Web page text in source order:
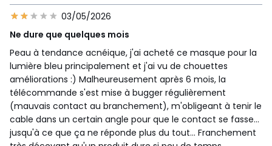
03/05/2026
Ne dure que quelques mois
Peau à tendance acnéique, j'ai acheté ce masque pour la
lumière bleu principalement et j'ai vu de chouettes
améliorations :) Malheureusement après 6 mois, la
télécommande s'est mise à bugger régulièrement
(mauvais contact au branchement), m'obligeant à tenir le
cable dans un certain angle pour que le contact se fasse...
jusqu'à ce que ça ne réponde plus du tout... Franchement